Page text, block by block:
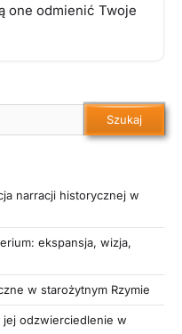
one odmienić Twoje
Szukaj
narracji historycznej w
ekspansja, wizja,
w starożytnym Rzymie
odzwierciedlenie w